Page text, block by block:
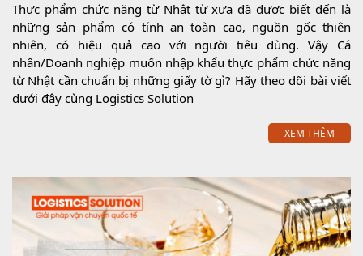
Thực phẩm chức năng từ Nhật từ xưa đã được biết đến là
những sản phẩm có tính an toàn cao, nguồn gốc thiên
nhiên, có hiệu quả cao với người tiêu dùng. Vậy Cá
nhân/Doanh nghiệp muốn nhập khẩu thực phẩm chức năng
từ Nhật cần chuẩn bị những giấy tờ gì? Hãy theo dõi bài viết
dưới đây cùng Logistics Solution
XEM THÊM